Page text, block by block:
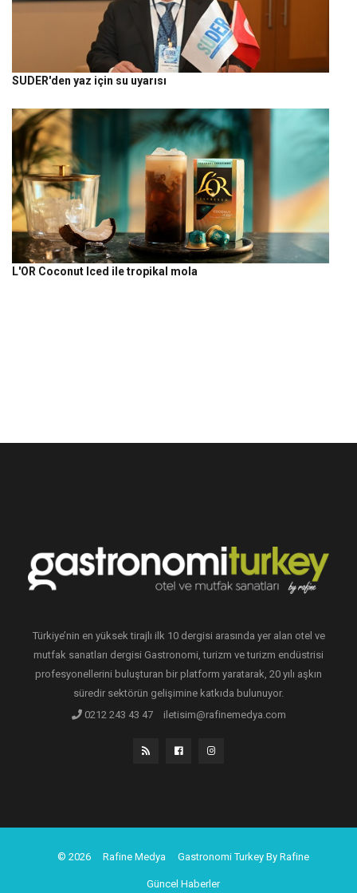
SUDER'den yaz için su uyarısı
L'OR Coconut Iced ile tropikal mola
Türkiye’nin en yüksek tirajlı ilk 10 dergisi arasında yer alan otel ve
mutfak sanatları dergisi Gastronomi, turizm ve turizm endüstrisi
profesyonellerini buluşturan bir platform yaratarak, 20 yılı aşkın
süredir sektörün gelişimine katkıda bulunuyor.
0212 243 43 47
iletisim@rafinemedya.com
© 2026 Rafine Medya Gastronomi Turkey By Rafine
Güncel Haberler